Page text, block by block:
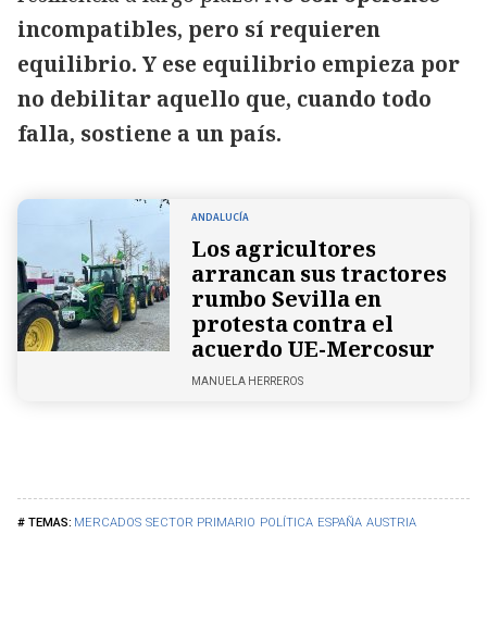
MERCADOS SECTOR PRIMARIO POLÍTICA ESPAÑA AUSTRIA
incompatibles, pero sí requieren
equilibrio. Y ese equilibrio empieza por
no debilitar aquello que, cuando todo
falla, sostiene a un país.
ANDALUCÍA
Los agricultores
arrancan sus tractores
rumbo Sevilla en
protesta contra el
acuerdo UE-Mercosur
MANUELA HERREROS